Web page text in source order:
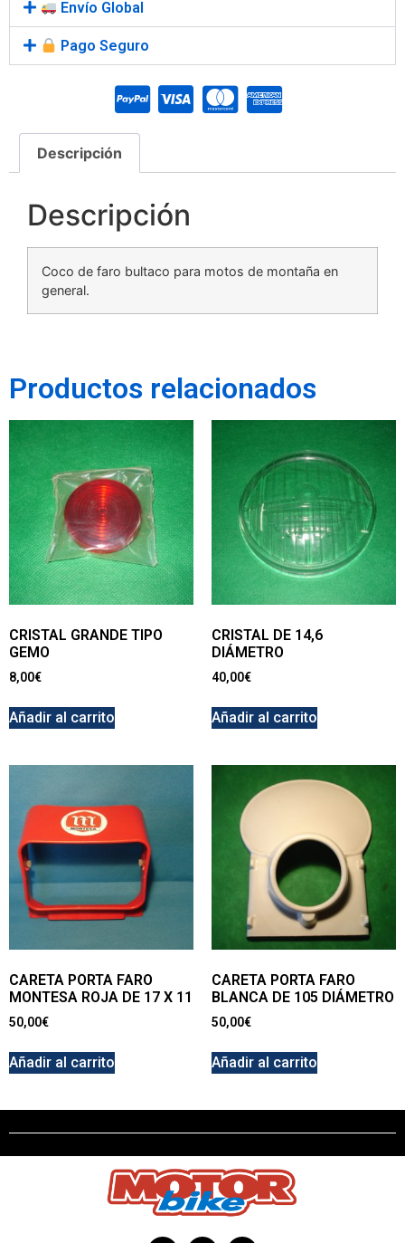
Envío Global
Pago Seguro
Descripción
Descripción
Coco de faro bultaco para motos de montaña en
general.
Productos relacionados
CRISTAL GRANDE TIPO
GEMO
8,00€
Añadir al carrito
CRISTAL DE 14,6
DIÁMETRO
40,00€
Añadir al carrito
CARETA PORTA FARO
MONTESA ROJA DE 17 X 11
50,00€
Añadir al carrito
CARETA PORTA FARO
BLANCA DE 105 DIÁMETRO
50,00€
Añadir al carrito